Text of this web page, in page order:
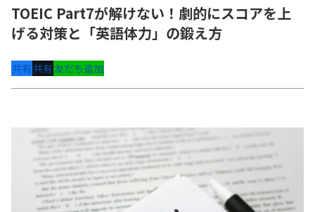
TOEIC Part7が解けない！劇的にスコアを上
げる対策と「英語体力」の鍛え方
共有共有友だち追加